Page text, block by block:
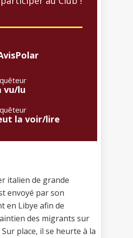
vu/lu
la voir/lire
italien de grande
envoyé par son
en Libye afin de
des migrants sur
place, il se heurte à la